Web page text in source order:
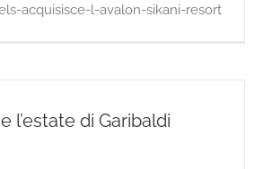
acquisisce-l-avalon-sikani-resort
l’estate di Garibaldi